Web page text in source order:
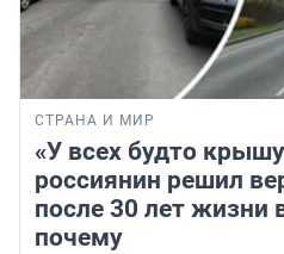
СТРАНА И МИР
«У всех будто
россиянин решил
после 30 лет жизни
почему